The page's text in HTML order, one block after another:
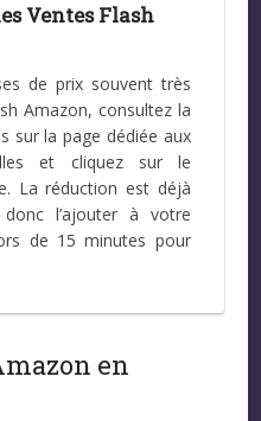
Ventes Flash
de prix souvent très
Amazon, consultez la
sur la page dédiée aux
et cliquez sur le
La réduction est déjà
l’ajouter à votre
de 15 minutes pour
en